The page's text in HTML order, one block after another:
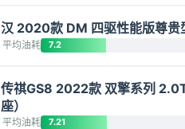
汉 2020款 DM 四驱性能版尊贵
平均油耗 7.2
传祺GS8 2022款 双擎系列
座）
平均油耗 7.21